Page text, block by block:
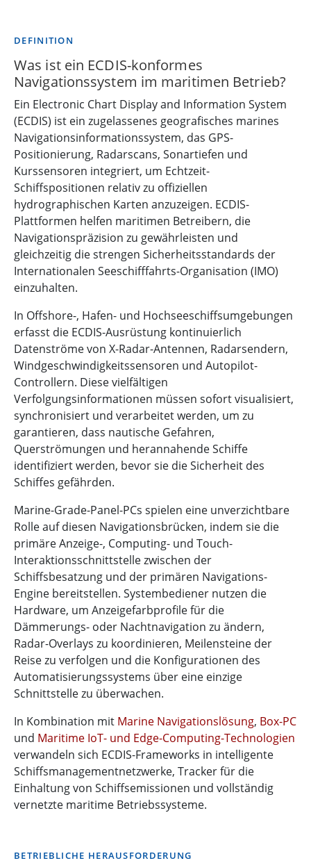
DEFINITION
Was ist ein ECDIS-konformes
Navigationssystem im maritimen Betrieb?
Ein Electronic Chart Display and Information System
(ECDIS) ist ein zugelassenes geografisches marines
Navigationsinformationssystem, das GPS-
Positionierung, Radarscans, Sonartiefen und
Kurssensoren integriert, um Echtzeit-
Schiffspositionen relativ zu offiziellen
hydrographischen Karten anzuzeigen. ECDIS-
Plattformen helfen maritimen Betreibern, die
Navigationspräzision zu gewährleisten und
gleichzeitig die strengen Sicherheitsstandards der
Internationalen Seeschifffahrts-Organisation (IMO)
einzuhalten.
In Offshore-, Hafen- und Hochseeschiffsumgebungen
erfasst die ECDIS-Ausrüstung kontinuierlich
Datenströme von X-Radar-Antennen, Radarsendern,
Windgeschwindigkeitssensoren und Autopilot-
Controllern. Diese vielfältigen
Verfolgungsinformationen müssen sofort visualisiert,
synchronisiert und verarbeitet werden, um zu
garantieren, dass nautische Gefahren,
Querströmungen und herannahende Schiffe
identifiziert werden, bevor sie die Sicherheit des
Schiffes gefährden.
Marine-Grade-Panel-PCs spielen eine unverzichtbare
Rolle auf diesen Navigationsbrücken, indem sie die
primäre Anzeige-, Computing- und Touch-
Interaktionsschnittstelle zwischen der
Schiffsbesatzung und der primären Navigations-
Engine bereitstellen. Systembediener nutzen die
Hardware, um Anzeigefarbprofile für die
Dämmerungs- oder Nachtnavigation zu ändern,
Radar-Overlays zu koordinieren, Meilensteine der
Reise zu verfolgen und die Konfigurationen des
Automatisierungssystems über eine einzige
Schnittstelle zu überwachen.
In Kombination mit Marine Navigationslösung, Box-PC
und Maritime IoT- und Edge-Computing-Technologien
verwandeln sich ECDIS-Frameworks in intelligente
Schiffsmanagementnetzwerke, Tracker für die
Einhaltung von Schiffsemissionen und vollständig
vernetzte maritime Betriebssysteme.
BETRIEBLICHE HERAUSFORDERUNG